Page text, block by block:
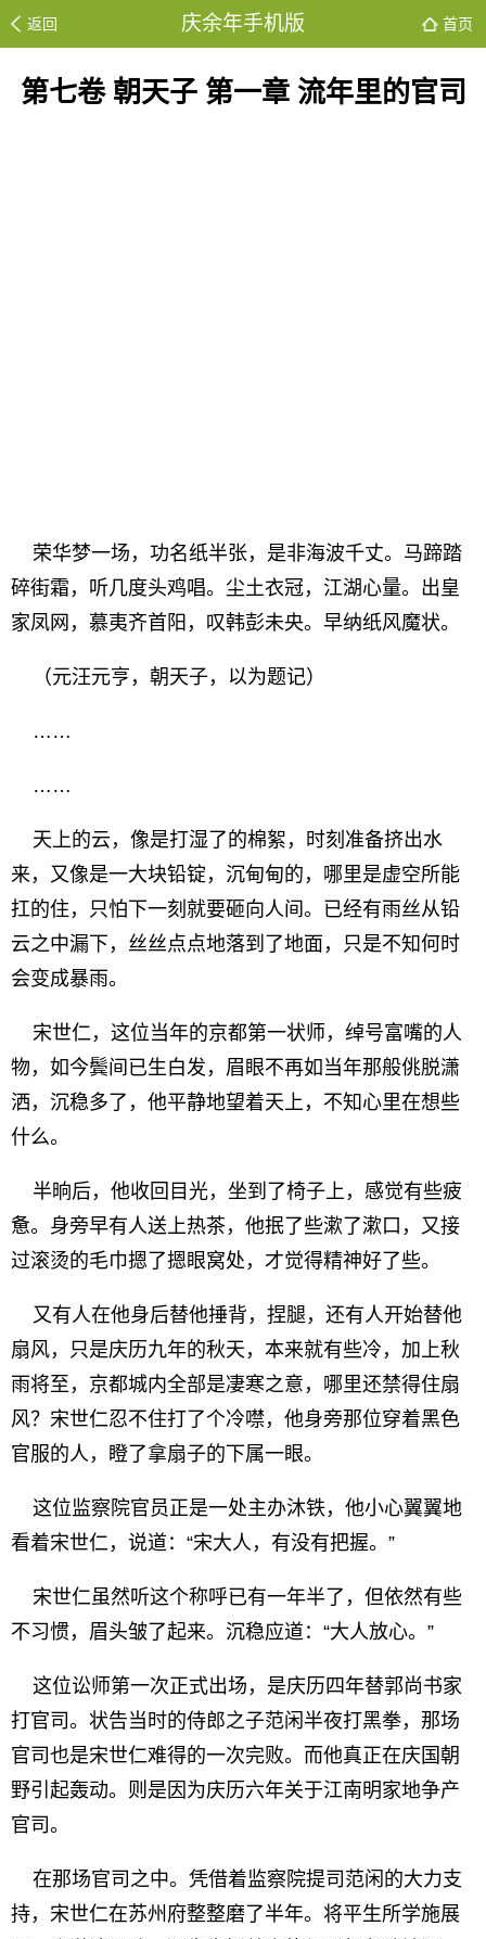
返回 庆余年手机版 首页
第七卷 朝天子 第一章 流年里的官司
荣华梦一场，功名纸半张，是非海波千丈。马蹄踏
碎街霜，听几度头鸡唱。尘土衣冠，江湖心量。出皇
家凤网，慕夷齐首阳，叹韩彭未央。早纳纸风魔状。
（元汪元亨，朝天子，以为题记）
……
……
天上的云，像是打湿了的棉絮，时刻准备挤出水
来，又像是一大块铅锭，沉甸甸的，哪里是虚空所能
扛的住，只怕下一刻就要砸向人间。已经有雨丝从铅
云之中漏下，丝丝点点地落到了地面，只是不知何时
会变成暴雨。
宋世仁，这位当年的京都第一状师，绰号富嘴的人
物，如今鬓间已生白发，眉眼不再如当年那般佻脱潇
洒，沉稳多了，他平静地望着天上，不知心里在想些
什么。
半晌后，他收回目光，坐到了椅子上，感觉有些疲
惫。身旁早有人送上热茶，他抿了些漱了漱口，又接
过滚烫的毛巾摁了摁眼窝处，才觉得精神好了些。
又有人在他身后替他捶背，捏腿，还有人开始替他
扇风，只是庆历九年的秋天，本来就有些冷，加上秋
雨将至，京都城内全部是凄寒之意，哪里还禁得住扇
风？宋世仁忍不住打了个冷噤，他身旁那位穿着黑色
官服的人，瞪了拿扇子的下属一眼。
这位监察院官员正是一处主办沐铁，他小心翼翼地
看着宋世仁，说道：“宋大人，有没有把握。”
宋世仁虽然听这个称呼已有一年半了，但依然有些
不习惯，眉头皱了起来。沉稳应道：“大人放心。”
这位讼师第一次正式出场，是庆历四年替郭尚书家
打官司。状告当时的侍郎之子范闲半夜打黑拳，那场
官司也是宋世仁难得的一次完败。而他真正在庆国朝
野引起轰动。则是因为庆历六年关于江南明家地争产
官司。
在那场官司之中。凭借着监察院提司范闲的大力支
持，宋世仁在苏州府整整磨了半年。将平生所学施展